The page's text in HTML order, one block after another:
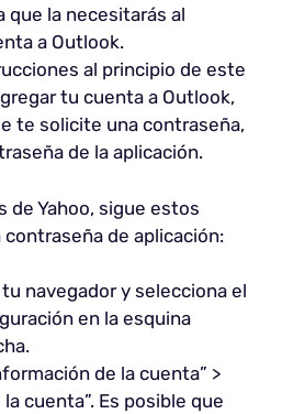
que la necesitarás al
a Outlook.
al principio de este
tu cuenta a Outlook,
te solicite una contraseña,
de la aplicación.
de Yahoo, sigue estos
contraseña de aplicación:
tu navegador y selecciona el
en la esquina
de la cuenta” >
cuenta”. Es posible que